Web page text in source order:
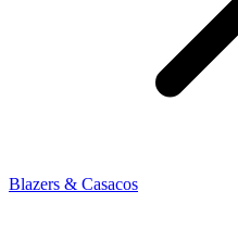
Blazers & Casacos